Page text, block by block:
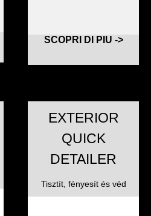
SCOPRI DI PIU ->
EXTERIOR
QUICK
DETAILER
Tisztít, fényesít és véd